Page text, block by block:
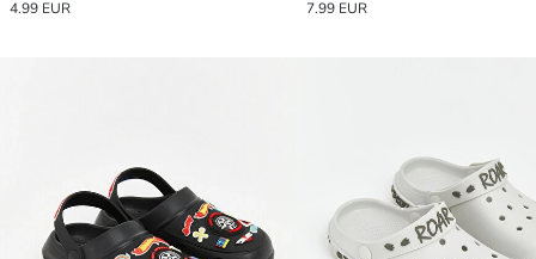
4.99 EUR 7.99 EUR